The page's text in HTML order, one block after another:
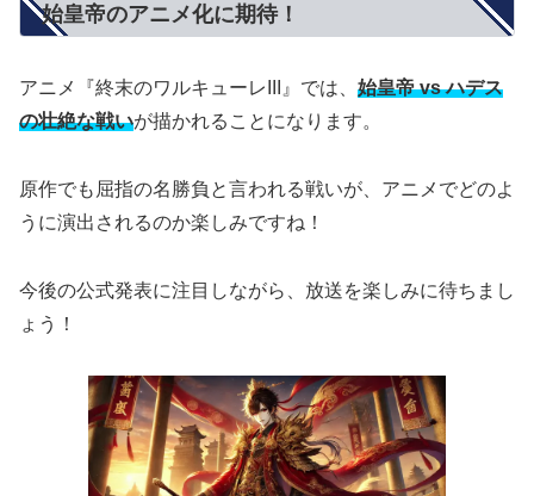
始皇帝のアニメ化に期待！
アニメ『終末のワルキューレIII』では、 始皇帝 vs ハデス
の壮絶な戦いが描かれることになります。
原作でも屈指の名勝負と言われる戦いが、アニメでどのよ
うに演出されるのか楽しみですね！
今後の公式発表に注目しながら、放送を楽しみに待ちまし
ょう！